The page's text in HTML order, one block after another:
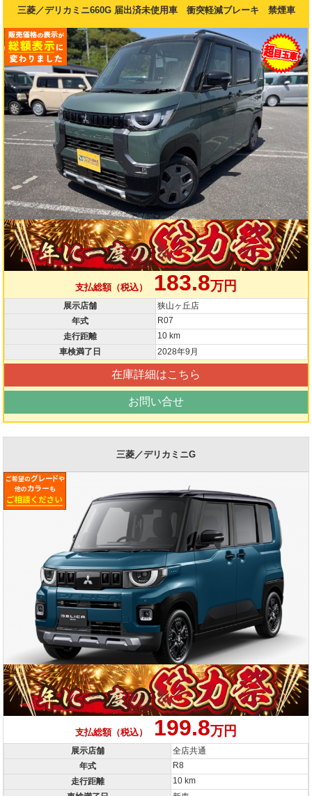
三菱／デリカミニ660G 届出済未使用車 衝突軽減ブレーキ 禁煙車
支払総額（税込） 183.8万円
展示店舗
狭山ヶ丘店
年式
R07
走行距離
10 km
車検満了日
2028年9月
在庫詳細はこちら
お問い合せ
三菱／デリカミニG
支払総額（税込） 199.8万円
展示店舗
全店共通
年式
R8
走行距離
10 km